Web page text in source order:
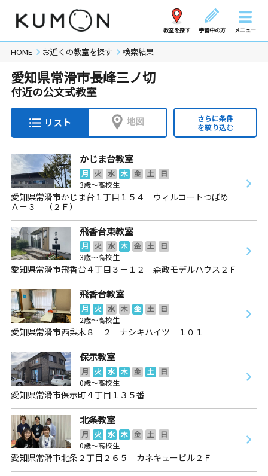
教室を探す 学習中の方 メニュー
HOME お近くの教室を探す 検索結果
愛知県常滑市長峰三ノ切
付近の公文式教室
リスト 地図
さらに条件
を絞り込む
かじま台教室
月 火 水 木 金 土
日
3歳～高校生
愛知県常滑市かじま台１丁目１５４ ウィルコートつばめ
Ａ－３ （２Ｆ）
飛香台東教室
月 火 水 木 金 土
日
3歳～高校生
愛知県常滑市飛香台４丁目３－１２ 森政モデルハウス２Ｆ
飛香台教室
月 火 水 木 金 土
日
2歳～高校生
愛知県常滑市西梨木８－２ ナシキハイツ １０１
保示教室
月 火 水 木 金 土
日
0歳～高校生
愛知県常滑市保示町４丁目１３５番
北条教室
月 火 水 木 金 土
日
0歳～高校生
愛知県常滑市北条２丁目２６５ カネキュービル２Ｆ